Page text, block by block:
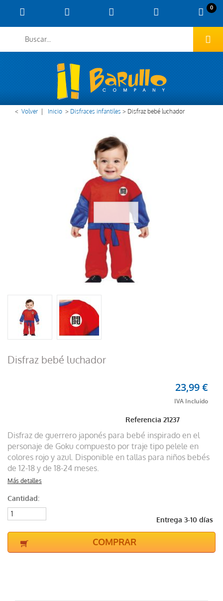
0
< Volver Inicio > Disfraces infantiles > Disfraz bebé luchador
Disfraz bebé luchador
Referencia21237
23,99 €
Disfraz de guerrero japonés para bebé inspirado en el
personaje de Goku compuesto por traje tipo pelele en
colores rojo y azul. Disponible en tallas para niños bebés
de 12-18 y de 18-24 meses.
Más detalles
Cantidad:
Entrega 3-10 días
COMPRAR